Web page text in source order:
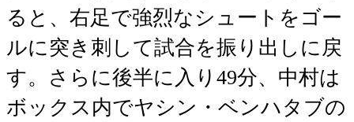
ると、右足で強烈なシュートをゴー
ルに突き刺して試合を振り出しに戻
す。さらに後半に入り49分、中村は
ボックス内でヤシン・ベンハタブの